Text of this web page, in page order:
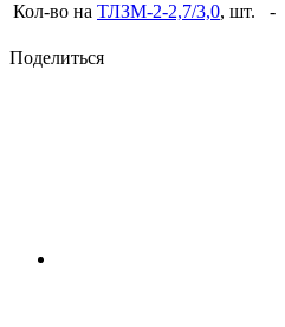
Кол-во на ТЛЗМ-2-2,7/3,0, шт. -
Поделиться